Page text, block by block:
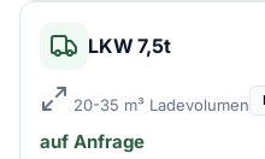
LKW 7,5t
20-35 m³ Ladevolumen
auf Anfrage